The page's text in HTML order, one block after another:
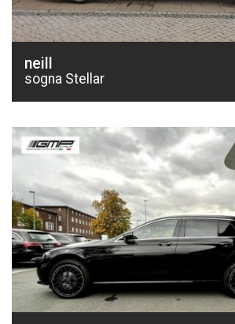
neill
sogna Stellar